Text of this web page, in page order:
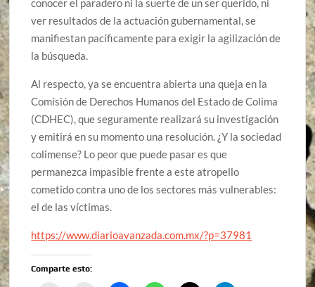
conocer el paradero ni la suerte de un ser querido, ni
ver resultados de la actuación gubernamental, se
manifiestan pacíficamente para exigir la agilización de
la búsqueda.
Al respecto, ya se encuentra abierta una queja en la
Comisión de Derechos Humanos del Estado de Colima
(CDHEC), que seguramente realizará su investigación
y emitirá en su momento una resolución. ¿Y la sociedad
colimense? Lo peor que puede pasar es que
permanezca impasible frente a este atropello
cometido contra uno de los sectores más vulnerables:
el de las víctimas.
https://www.diarioavanzada.com.mx/?p=37981
Comparte esto: